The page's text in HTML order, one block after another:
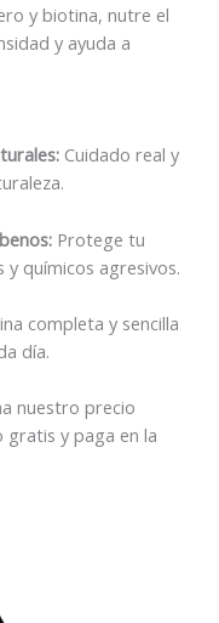
y biotina, nutre el
y ayuda a
Cuidado real y
Protege tu
químicos agresivos.
completa y sencilla
día.
nuestro precio
gratis y paga en la